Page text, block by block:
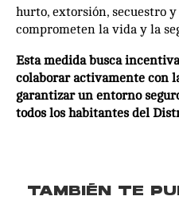
hurto, extorsión, secuestro
comprometen la vida y la
Esta medida busca
colaborar activamente con
garantizar un entorno
todos los habitantes del
TAMBIÉN TE